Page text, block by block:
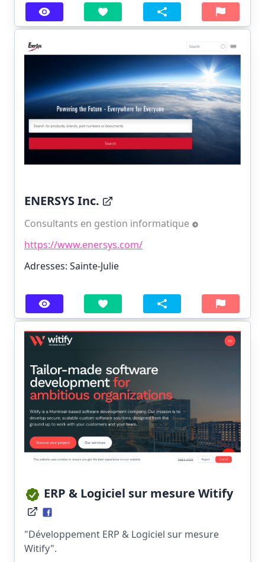
ENERSYS Inc.
Consultants en gestion informatique
https://www.enersys.com/
Adresses: Sainte-Julie
ERP & Logiciel sur mesure Witify
"Développement ERP & Logiciel sur mesure
Witify".